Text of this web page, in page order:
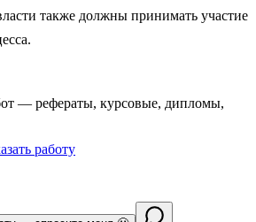
также должны принимать участие
— рефераты, курсовые, дипломы,
работу